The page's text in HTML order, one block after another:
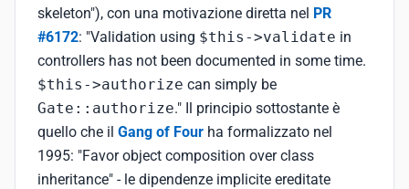
skeleton"), con una motivazione diretta nel PR
#6172: "Validation using $this->validate in
controllers has not been documented in some time.
$this->authorize can simply be
Gate::authorize." Il principio sottostante è
quello che il Gang of Four ha formalizzato nel
1995: "Favor object composition over class
inheritance" - le dipendenze implicite ereditate